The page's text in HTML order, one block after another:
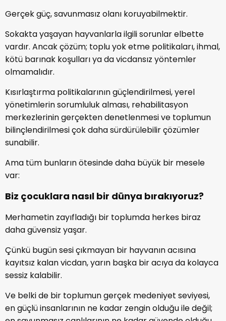
Gerçek güç, savunmasız olanı koruyabilmektir.
Sokakta yaşayan hayvanlarla ilgili sorunlar elbette
vardır. Ancak çözüm; toplu yok etme politikaları, ihmal,
kötü barınak koşulları ya da vicdansız yöntemler
olmamalıdır.
Kısırlaştırma politikalarının güçlendirilmesi, yerel
yönetimlerin sorumluluk alması, rehabilitasyon
merkezlerinin gerçekten denetlenmesi ve toplumun
bilinçlendirilmesi çok daha sürdürülebilir çözümler
sunabilir.
Ama tüm bunların ötesinde daha büyük bir mesele
var:
Biz çocuklara nasıl bir dünya bırakıyoruz?
Merhametin zayıfladığı bir toplumda herkes biraz
daha güvensiz yaşar.
Çünkü bugün sesi çıkmayan bir hayvanın acısına
kayıtsız kalan vicdan, yarın başka bir acıya da kolayca
sessiz kalabilir.
Ve belki de bir toplumun gerçek medeniyet seviyesi,
en güçlü insanlarının ne kadar zengin olduğu ile değil;